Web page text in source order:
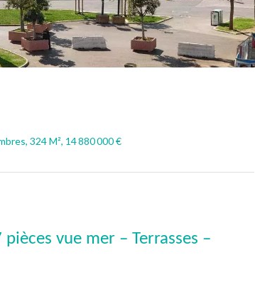
324 M², 14 880 000 €
vue mer – Terrasses –